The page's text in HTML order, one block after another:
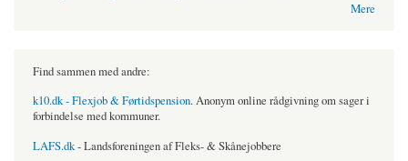
Mere
Find sammen med andre:
k10.dk - Flexjob & Førtidspension. Anonym online rådgivning om sager i
forbindelse med kommuner.
LAFS.dk- Landsforeningen af Fleks- & Skånejobbere